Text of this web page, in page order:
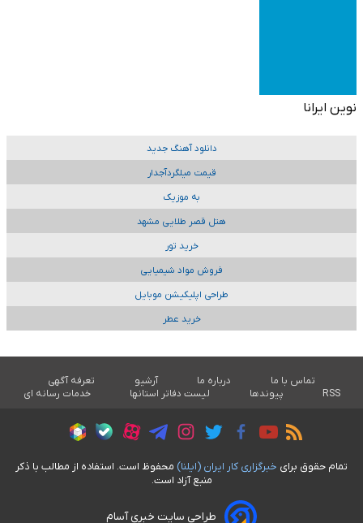
نوین ایرانا
دانلود آهنگ جدید
قیمت میلگردآجدار
به موزیک
هتل قصر طلایی مشهد
خرید تور
فروش مواد شیمیایی
طراحی اپلیکیشن موبایل
خرید عطر
تماس با ما درباره ما آرشیو
تعرفه آگهی
RSS
پیوندها لیست دفاتر استانها خدمات رسانه ای
تمام حقوق برای خبرگزاری کار ايران (ايلنا) محفوظ است. استفاده از مطالب با ذکر
منبع آزاد است.
طراحی سایت خبری آسام